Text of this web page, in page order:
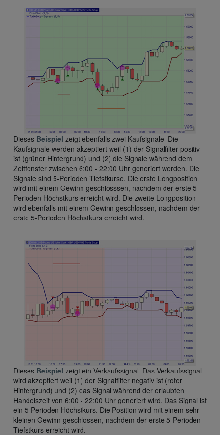
Dieses Beispiel zeigt ebenfalls zwei Kaufsignale. Die
Kaufsignale werden akzeptiert weil (1) der Signalfilter positiv
ist (grüner Hintergrund) und (2) die Signale während dem
Zeitfenster zwischen 6:00 - 22:00 Uhr generiert werden. Die
Signale sind 5-Perioden Tiefstkurse. Die erste Longposition
wird mit einem Gewinn geschlosssen, nachdem der erste 5-
Perioden Höchstkurs erreicht wird. Die zweite Longposition
wird ebenfalls mit einem Gewinn geschlossen, nachdem der
erste 5-Perioden Höchstkurs erreicht wird.
Dieses Beispiel zeigt ein Verkaufssignal. Das Verkaufssignal
wird akzeptiert weil (1) der Signalfilter negativ ist (roter
Hintergrund) und (2) das Signal während der erlaubten
Handelszeit von 6:00 - 22:00 Uhr generiert wird. Das Signal ist
ein 5-Perioden Höchstkurs. Die Position wird mit einem sehr
kleinen Gewinn geschlossen, nachdem der erste 5-Perioden
Tiefstkurs erreicht wird.